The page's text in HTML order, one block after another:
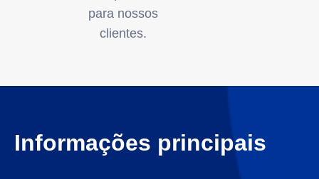
para nossos
clientes.
Informações principais